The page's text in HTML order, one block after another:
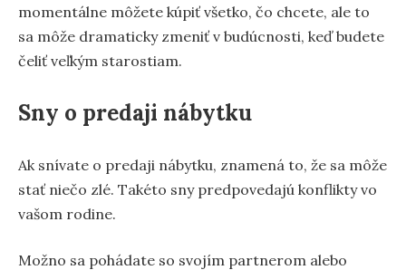
momentálne môžete kúpiť všetko, čo chcete, ale to
sa môže dramaticky zmeniť v budúcnosti, keď budete
čeliť veľkým starostiam.
Sny o predaji nábytku
Ak snívate o predaji nábytku, znamená to, že sa môže
stať niečo zlé. Takéto sny predpovedajú konflikty vo
vašom rodine.
Možno sa pohádate so svojím partnerom alebo